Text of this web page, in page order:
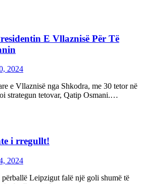
E Vllaznisë Për Të
2024
e Vllaznisë nga Shkodra, me 30 tetor në
strategun tetovar, Qatip Osmani.…
i rregullt!
2024
Leipzigut falë një goli shumë të